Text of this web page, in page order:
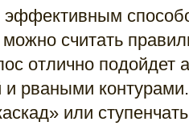
считать
отлично подойдет
и рваными
или